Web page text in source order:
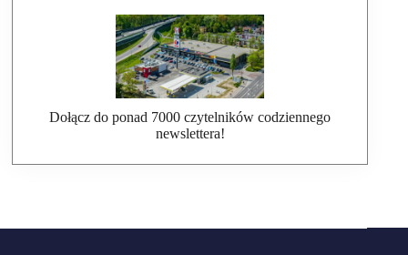
Dołącz do ponad 7000 czytelników codziennego
newslettera!